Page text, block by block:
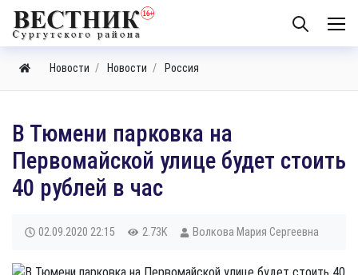
Новости Новости Россия
В Тюмени парковка на
Первомайской улице будет стоить
40 рублей в час
02.09.2020 22:15 2.73K Волкова Мария Сергеевна